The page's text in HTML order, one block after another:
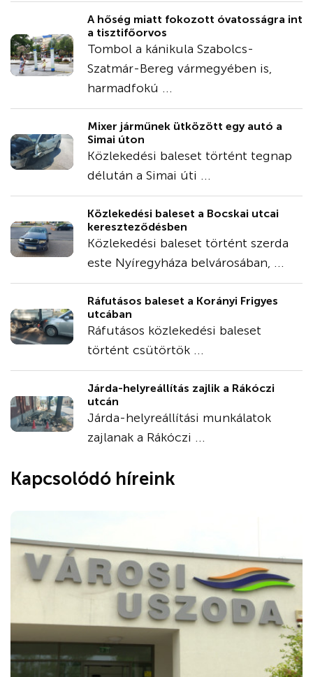
A hőség miatt fokozott óvatosságra int
a tisztifőorvos
Tombol a kánikula Szabolcs-
Szatmár-Bereg vármegyében is,
harmadfokú ...
Mixer járműnek ütközött egy autó a
Simai úton
Közlekedési baleset történt tegnap
délután a Simai úti ...
Közlekedési baleset a Bocskai utcai
kereszteződésben
Közlekedési baleset történt szerda
este Nyíregyháza belvárosában, ...
Ráfutásos baleset a Korányi Frigyes
utcában
Ráfutásos közlekedési baleset
történt csütörtök ...
Járda-helyreállítás zajlik a Rákóczi
utcán
Járda-helyreállítási munkálatok
zajlanak a Rákóczi ...
Kapcsolódó híreink